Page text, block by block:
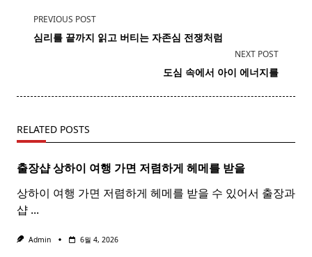
<span
class="nav-
text">Page</span>
PREVIOUS POST
심리를 끝까지 읽고 버티는 자존심 전쟁처럼
NEXT POST
​ ​ 도심 속에서 아이 에너지를
RELATED POSTS
출장샵 상하이 여행 가면 저렴하게 헤메를 받을
상하이 여행 가면 저렴하게 헤메를 받을 수 있어서 출장과
샵 ...
Admin 6월 4, 2026